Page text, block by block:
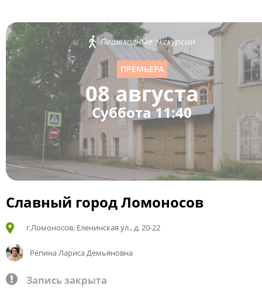
Пешеходные экскурсии
ПРЕМЬЕРА
08 августа
Суббота 11:40
Славный город Ломоносов
г.Ломоносов, Еленинская ул., д. 20-22
Репина Лариса Демьяновна
Запись закрыта